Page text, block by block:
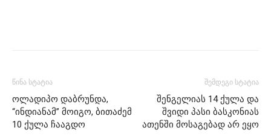
წინა სტატია
ოლადიპო დაბრუნდა,
“ინდიანამ” მოიგო, ბითაძემ
10 ქულა ჩააგდო
შემდეგი სტატია
შენგელიას 14 ქულა და
შვიდი პასი ბასკონიას
ათენში მოსაგებად არ ეყო